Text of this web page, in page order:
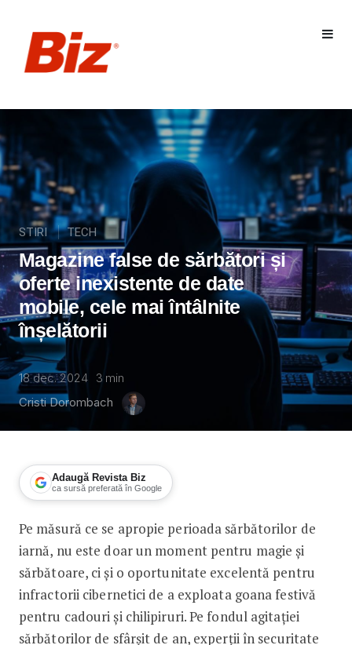
STIRI TECH
Magazine false de sărbători și
oferte inexistente de date
mobile, cele mai întâlnite
înșelătorii
18 dec. 2024 3 min
Cristi Dorombach
Adaugă Revista Biz
ca sursă preferată în Google
Magazine false de sărbători și
Pe măsură ce se apropie perioada sărbătorilor de
iarnă, nu este doar un moment pentru magie și
sărbătoare, ci și o oportunitate excelentă pentru
infractorii cibernetici de a exploata goana festivă
pentru cadouri și chilipiruri. Pe fondul agitației
sărbătorilor de sfârșit de an, experții în securitate